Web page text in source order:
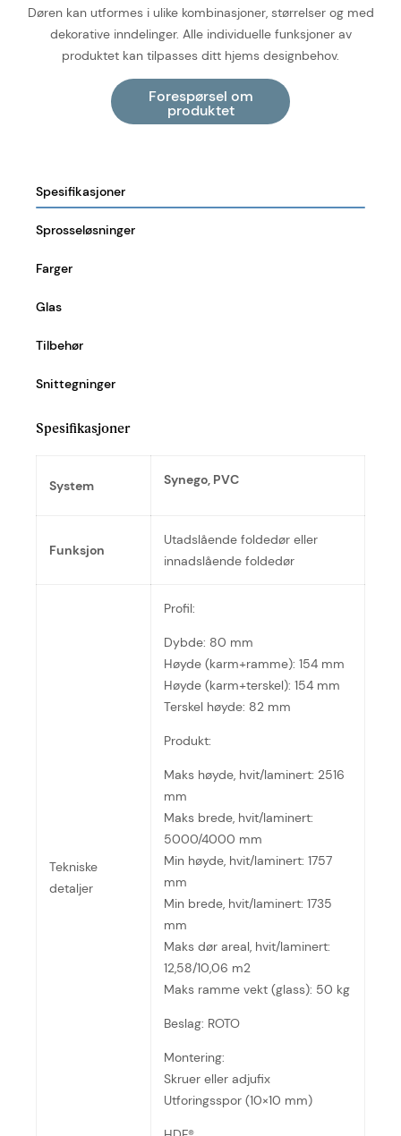
Døren kan utformes i ulike kombinasjoner, størrelser og med
dekorative inndelinger. Alle individuelle funksjoner av
produktet kan tilpasses ditt hjems designbehov.
Spesifikasjoner
Sprosseløsninger
Farger
Glas
Tilbehør
Snittegninger
Spesifikasjoner
System Synego, PVC
Funksjon
Utadslående foldedør eller
innadslående foldedør
Tekniske
detaljer
Profil:
Dybde: 80 mm
Høyde (karm+ramme): 154 mm
Høyde (karm+terskel): 154 mm
Terskel høyde: 82 mm
Produkt:
Maks høyde, hvit/laminert: 2516
mm
Maks brede, hvit/laminert:
5000/4000 mm
Min høyde, hvit/laminert: 1757
mm
Min brede, hvit/laminert: 1735
mm
Maks dør areal, hvit/laminert:
12,58/10,06 m2
Maks ramme vekt (glass): 50 kg
Beslag: ROTO
Montering:
Skruer eller adjufix
Utforingsspor (10×10 mm)